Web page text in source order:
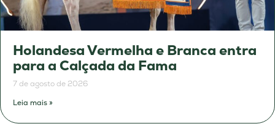
Holandesa Vermelha e Branca entra
para a Calçada da Fama
7 de agosto de 2026
Leia mais »